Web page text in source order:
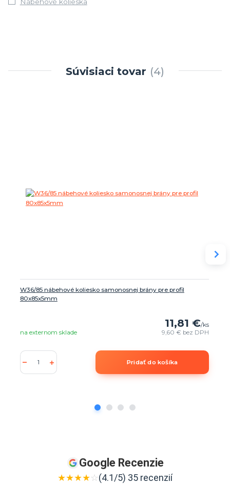
Súvisiaci tovar 4
W36/85 nábehové koliesko samonosnej brány pre profil
80x85x5mm
11,81 €/ks
9,60 € bez DPH
na externom sklade
Pridať do košíka
Google Recenzie
★★★★☆(4.1/5) 35 recenzií